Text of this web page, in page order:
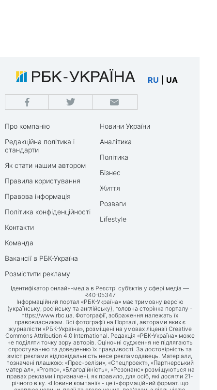
RU UA
Про компанію
Редакційна політика і
стандарти
Як стати нашим автором
Правила користування
Правова інформація
Політика конфіденційності
Контакти
Команда
Вакансії в РБК-Україна
Розмістити рекламу
Новини України
Аналітика
Політика
Бізнес
Життя
Розваги
Lifestyle
Ідентифікатор онлайн-медіа в Реєстрі суб’єктів у сфері медіа —
R40-05347
Інформаційний портал «РБК-Україна» має тримовну версію
(українську, російську та англійську), головна сторінка порталу -
https://www.rbc.ua. Фотографії, зображення належать їх
правовласникам. Всі фотографії на Порталі, авторами яких є
журналісти «РБК-Україна», розміщені на умовах ліцензії Creative
Commons Attribution 4.0 International. Редакція «РБК-Україна» може
не поділяти точку зору авторів. Оціночні судження не підлягають
спростуванню та доведенню їх правдивості. За достовірність та
зміст реклами відповідальність несе рекламодавець. Матеріали,
позначені плашкою: «Прес-релізи», «Спецпроект», «Партнерський
матеріал», «Promo», «Благодійність», «Резонанс» розміщуються на
правах реклами і призначені, як правило, для осіб, які досягли 21-
річного віку. «Новини компанії» - це інформаційний формат, що